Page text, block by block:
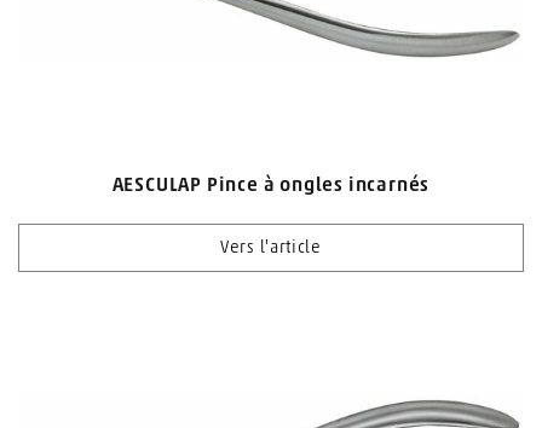
AESCULAP Pince à ongles incarnés
Vers l'article